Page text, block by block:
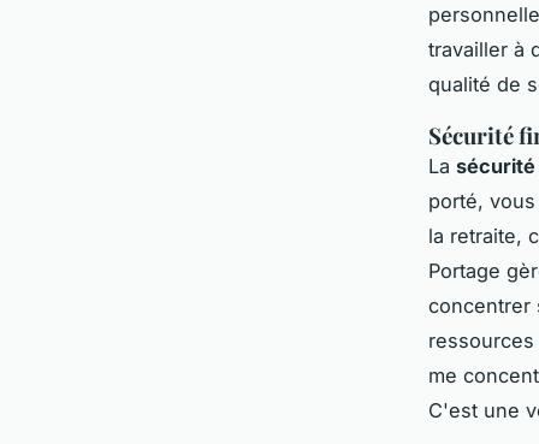
travailler à
qualité de
Sécurité
La
porté,
la retraite,
Portage
concentrer
me
C'est une